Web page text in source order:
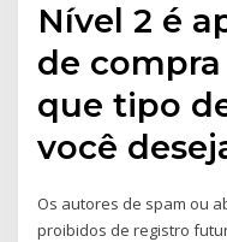
Nível 2 é
de
que tipo
você
Os autores de spam ou
proibidos de registro